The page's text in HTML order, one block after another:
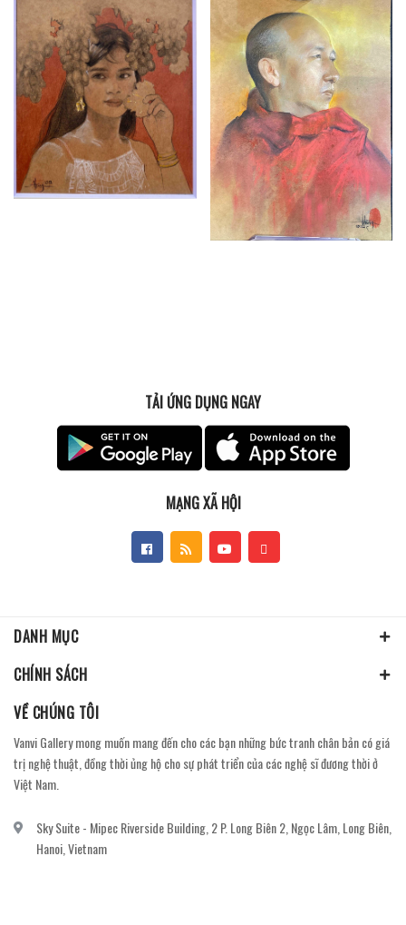
TẢI ỨNG DỤNG NGAY
MẠNG XÃ HỘI
DANH MỤC
CHÍNH SÁCH
VỀ CHÚNG TÔI
Vanvi Gallery mong muốn mang đến cho các bạn những bức tranh chân bản có giá
trị nghệ thuật, đồng thời ủng hộ cho sự phát triển của các nghệ sĩ đương thời ở
Việt Nam.
Sky Suite - Mipec Riverside Building, 2 P. Long Biên 2, Ngọc Lâm, Long Biên,
Hanoi, Vietnam